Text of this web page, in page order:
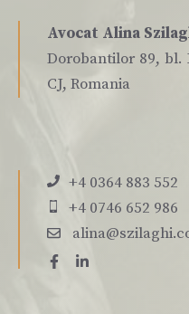
Avocat Alina
Dorobantilor 89, bl.
CJ, Romania
+4 0364 883 552
+4 0746 652 986